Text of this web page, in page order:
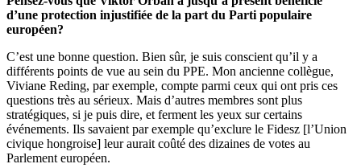
d’une protection injustifiée de la part du Parti populaire
européen?
C’est une bonne question. Bien sûr, je suis conscient qu’il y a
différents points de vue au sein du PPE. Mon ancienne collègue,
Viviane Reding, par exemple, compte parmi ceux qui ont pris ces
questions très au sérieux. Mais d’autres membres sont plus
stratégiques, si je puis dire, et ferment les yeux sur certains
événements. Ils savaient par exemple qu’exclure le Fidesz [l’Union
civique hongroise] leur aurait coûté des dizaines de votes au
Parlement européen.